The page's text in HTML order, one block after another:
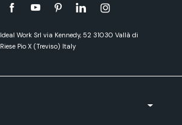
Ideal Work Srl via Kennedy, 52 31030 Vallà di
Riese Pio X (Treviso) Italy